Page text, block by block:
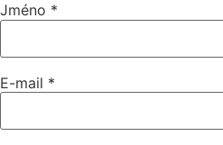
Jméno *
E-mail *